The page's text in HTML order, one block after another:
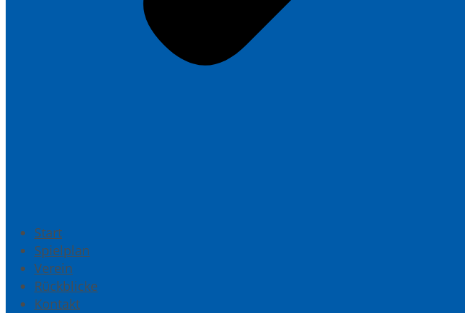
Start
Spielplan
Verein
Rückblicke
Kontakt